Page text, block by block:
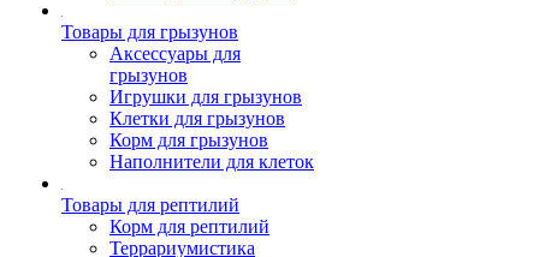
Товары для грызунов
Аксессуары для
грызунов
Игрушки для грызунов
Клетки для грызунов
Корм для грызунов
Наполнители для клеток
Товары для рептилий
Корм для рептилий
Террариумистика